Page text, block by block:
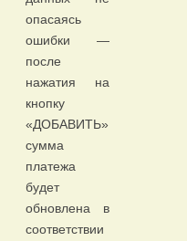
опасаясь
ошибки —
после
нажатия на
кнопку
«ДОБАВИТЬ»
сумма
платежа
будет
обновлена в
соответствии